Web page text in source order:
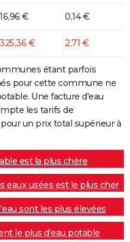
16,96 € 0,14 €
325,36 € 2,71 €
étant parfois
pour cette commune ne
Une facture d'eau
les tarifs de
un prix total supérieur à
est la plus chère
eaux usées est le plus cher
sont les plus élevées
le plus d'eau potable